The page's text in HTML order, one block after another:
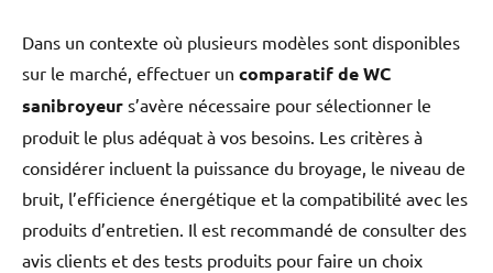
Dans un contexte où plusieurs modèles sont disponibles
sur le marché, effectuer un comparatif de WC
sanibroyeur s’avère nécessaire pour sélectionner le
produit le plus adéquat à vos besoins. Les critères à
considérer incluent la puissance du broyage, le niveau de
bruit, l’efficience énergétique et la compatibilité avec les
produits d’entretien. Il est recommandé de consulter des
avis clients et des tests produits pour faire un choix